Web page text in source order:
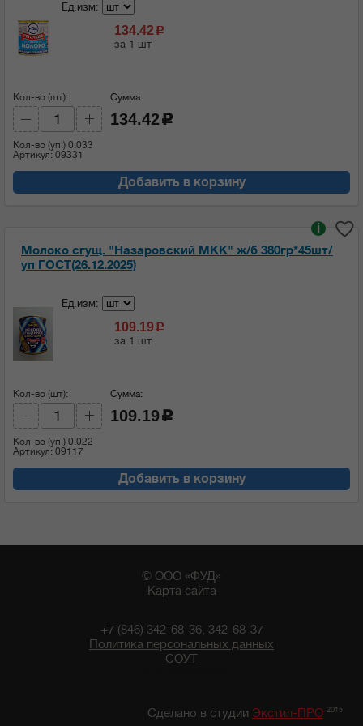
Ед.изм:
134.42 c
за 1 шт
Кол-во (шт):
Кол-во (уп.) 0.033
Артикул: 09331
Сумма:
134.42 c
Добавить в корзину
Молоко сгущ. "Назаровский МКК" ж/б 380гр*45шт/
уп ГОСТ(26.12.2025)
i
Ед.изм:
109.19c
за 1 шт
Кол-во (шт):
Кол-во (уп.) 0.022
Артикул: 09117
Сумма:
109.19 c
Добавить в корзину
© ООО «ФУД»
Карта сайта
+7 (846) 342-68-36, 342-68-37
Политика персональных данных
СОУТ
Сделано в студии Экстил-ПРО 2015